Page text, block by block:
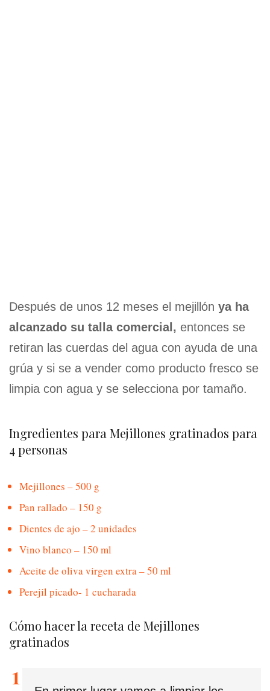
Después de unos 12 meses el mejillón ya ha
alcanzado su talla comercial, entonces se
retiran las cuerdas del agua con ayuda de una
grúa y si se a vender como producto fresco se
limpia con agua y se selecciona por tamaño.
Ingredientes para Mejillones gratinados para
4 personas
Mejillones – 500 g
Pan rallado – 150 g
Dientes de ajo – 2 unidades
Vino blanco – 150 ml
Aceite de oliva virgen extra – 50 ml
Perejil picado- 1 cucharada
Cómo hacer la receta de Mejillones
gratinados